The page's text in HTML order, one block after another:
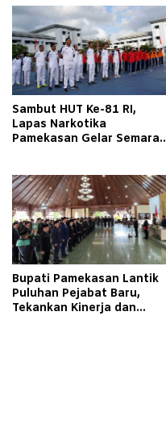
Pamekasan
Sambut HUT Ke-81 RI,
Lapas Narkotika
Pamekasan Gelar Semarak
Bupati Pamekasan Lantik
Puluhan Pejabat Baru,
Tekankan Kinerja dan